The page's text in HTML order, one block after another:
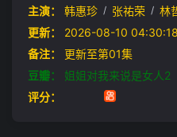
主演：
韩惠珍 / 张祐荣 / 林
更新：
2026-08-10
备注：
更新至第01集
豆瓣：
姐姐对我来说是女人2
评分：